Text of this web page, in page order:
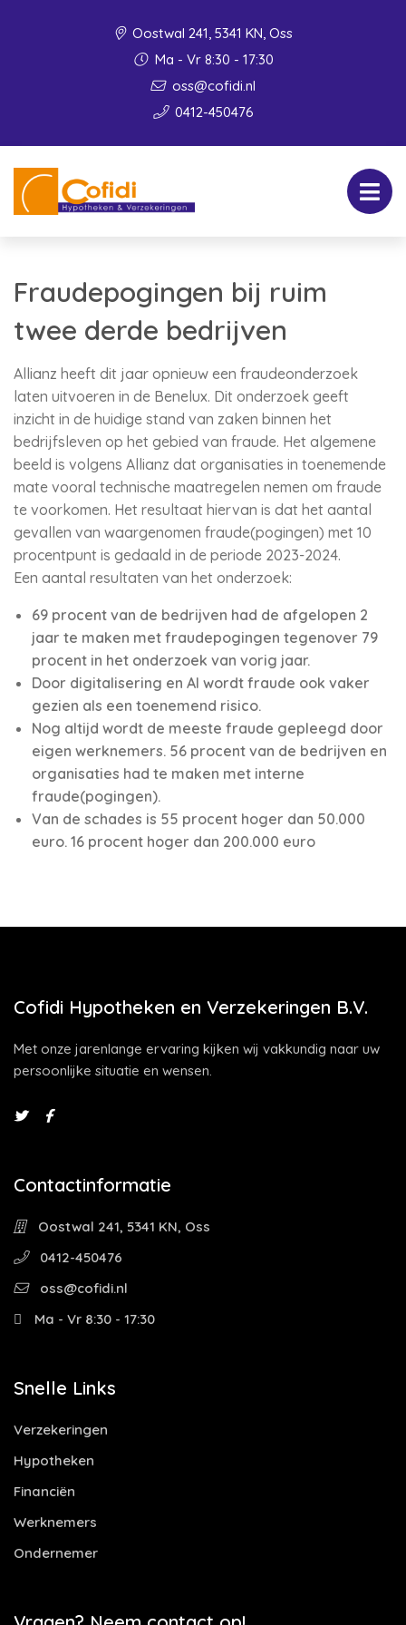
Oostwal 241, 5341 KN, Oss
Ma - Vr 8:30 - 17:30
oss@cofidi.nl
0412-450476
Fraudepogingen bij ruim
twee derde bedrijven
Allianz heeft dit jaar opnieuw een fraudeonderzoek
laten uitvoeren in de Benelux. Dit onderzoek geeft
inzicht in de huidige stand van zaken binnen het
bedrijfsleven op het gebied van fraude. Het algemene
beeld is volgens Allianz dat organisaties in toenemende
mate vooral technische maatregelen nemen om fraude
te voorkomen. Het resultaat hiervan is dat het aantal
gevallen van waargenomen fraude(pogingen) met 10
procentpunt is gedaald in de periode 2023-2024.
Een aantal resultaten van het onderzoek:
69 procent van de bedrijven had de afgelopen 2
jaar te maken met fraudepogingen tegenover 79
procent in het onderzoek van vorig jaar.
Door digitalisering en AI wordt fraude ook vaker
gezien als een toenemend risico.
Nog altijd wordt de meeste fraude gepleegd door
eigen werknemers. 56 procent van de bedrijven en
organisaties had te maken met interne
fraude(pogingen).
Van de schades is 55 procent hoger dan 50.000
euro. 16 procent hoger dan 200.000 euro
Cofidi Hypotheken en Verzekeringen B.V.
Met onze jarenlange ervaring kijken wij vakkundig naar uw
persoonlijke situatie en wensen.
Contactinformatie
Oostwal 241, 5341 KN, Oss
0412-450476
oss@cofidi.nl
Ma - Vr 8:30 - 17:30
Snelle Links
Verzekeringen
Hypotheken
Financiën
Werknemers
Ondernemer